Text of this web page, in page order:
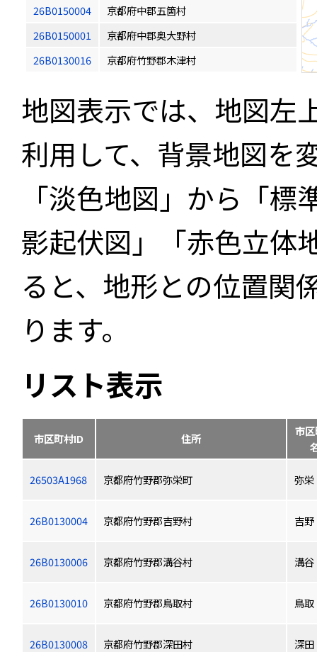
26B0150004
京都府中郡五箇村
26B0150001
京都府中郡奥大野村
26B0130016
京都府竹野郡木津村
地図表示では、地図左
利用して、背景地図を
「淡色地図」から「
影起伏図」「赤色立体
ると、地形との位置関
ります。
リスト表示
市区町村ID 住所
市
26503A1968 京都府竹野郡弥栄町 弥栄
26B0130004 京都府竹野郡吉野村 吉野
26B0130006 京都府竹野郡溝谷村 溝谷
26B0130010 京都府竹野郡鳥取村 鳥取
26B0130008 京都府竹野郡深田村 深田